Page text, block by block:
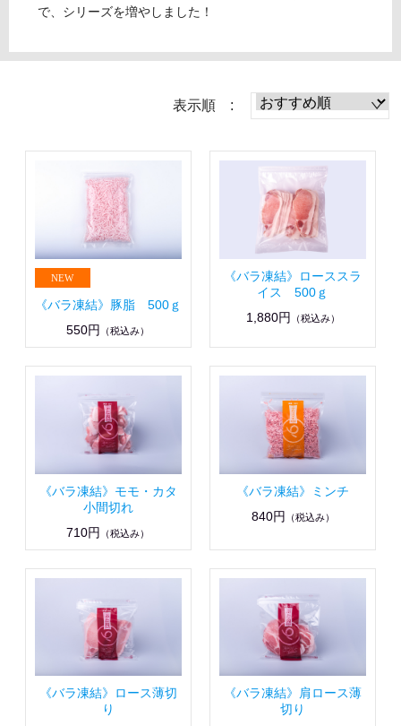
で、シリーズを増やしました！
表示順 :
《バラ凍結》豚脂 500ｇ
550円
（税込み）
《バラ凍結》ローススラ
イス 500ｇ
1,880円
（税込み）
《バラ凍結》モモ・カタ
小間切れ
710円
（税込み）
《バラ凍結》ミンチ
840円
（税込み）
《バラ凍結》ロース薄切
り
《バラ凍結》肩ロース薄
切り